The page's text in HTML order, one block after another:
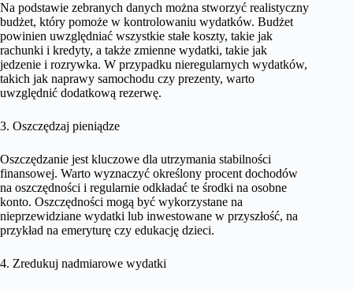
Na podstawie zebranych danych można stworzyć realistyczny
budżet, który pomoże w kontrolowaniu wydatków. Budżet
powinien uwzględniać wszystkie stałe koszty, takie jak
rachunki i kredyty, a także zmienne wydatki, takie jak
jedzenie i rozrywka. W przypadku nieregularnych wydatków,
takich jak naprawy samochodu czy prezenty, warto
uwzględnić dodatkową rezerwę.
3. Oszczędzaj pieniądze
Oszczędzanie jest kluczowe dla utrzymania stabilności
finansowej. Warto wyznaczyć określony procent dochodów
na oszczędności i regularnie odkładać te środki na osobne
konto. Oszczędności mogą być wykorzystane na
nieprzewidziane wydatki lub inwestowane w przyszłość, na
przykład na emeryturę czy edukację dzieci.
4. Zredukuj nadmiarowe wydatki